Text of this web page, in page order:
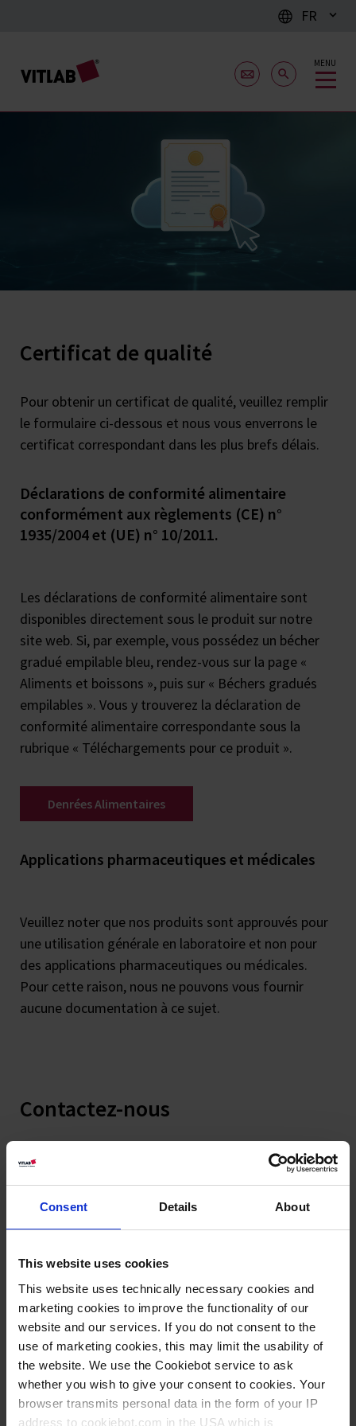
Consent Details About
This website uses cookies
This website uses technically necessary cookies and
marketing cookies to improve the functionality of our
website and our services. If you do not consent to the
use of marketing cookies, this may limit the usability of
the website. We use the Cookiebot service to ask
whether you wish to give your consent to cookies. Your
browser transmits personal data in the form of your IP
address to cookiebot.com in the USA which is
FR
MENU
Certificat de qualité
Pour obtenir un certificat de qualité, veuillez remplir
le formulaire ci-dessous et nous vous enverrons le
certificat correspondant dans les plus brefs délais.
Déclarations de conformité alimentaire
conformément aux règlements (CE) n°
1935/2004 et (UE) n° 10/2011.
Les déclarations de conformité alimentaire sont
disponibles directement sous le produit sur notre
site web. Si, par exemple, vous possédez un bécher
gradué empilable bleu, rendez-vous sur la page «
Aliments et boissons », puis sur « Béchers gradués
empilables ». Vous y trouverez la déclaration de
conformité alimentaire correspondante sous la
rubrique « Téléchargements pour ce produit ».
Denrées Alimentaires
Applications pharmaceutiques et médicales
Veuillez noter que nos produits sont approuvés pour
une utilisation générale en laboratoire et non pour
des applications pharmaceutiques ou médicales.
Pour cette raison, nous ne pouvons vous fournir
aucune documentation à ce sujet.
Contactez-nous
Objet
Prénom Nom de famille*
Email* Téléphone